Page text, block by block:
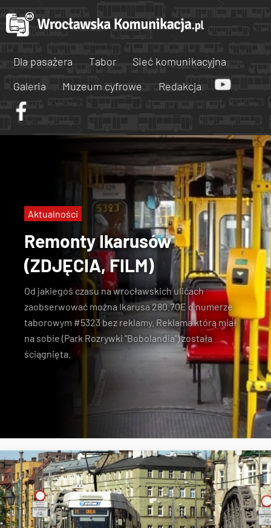
Dla pasażera Tabor
Sieć komunikacyjna
Galeria
Muzeum cyfrowe Redakcja
Remonty Ikarusów
(ZDJĘCIA, FILM)
Od jakiegoś czasu na wrocławskich ulicach
zaobserwować można Ikarusa 280.70E o numerze
taborowym #5323 bez reklamy. Reklama którą miał
na sobie (Park Rozrywki "Bobolandia") została
ściągnięta.
Aktualności